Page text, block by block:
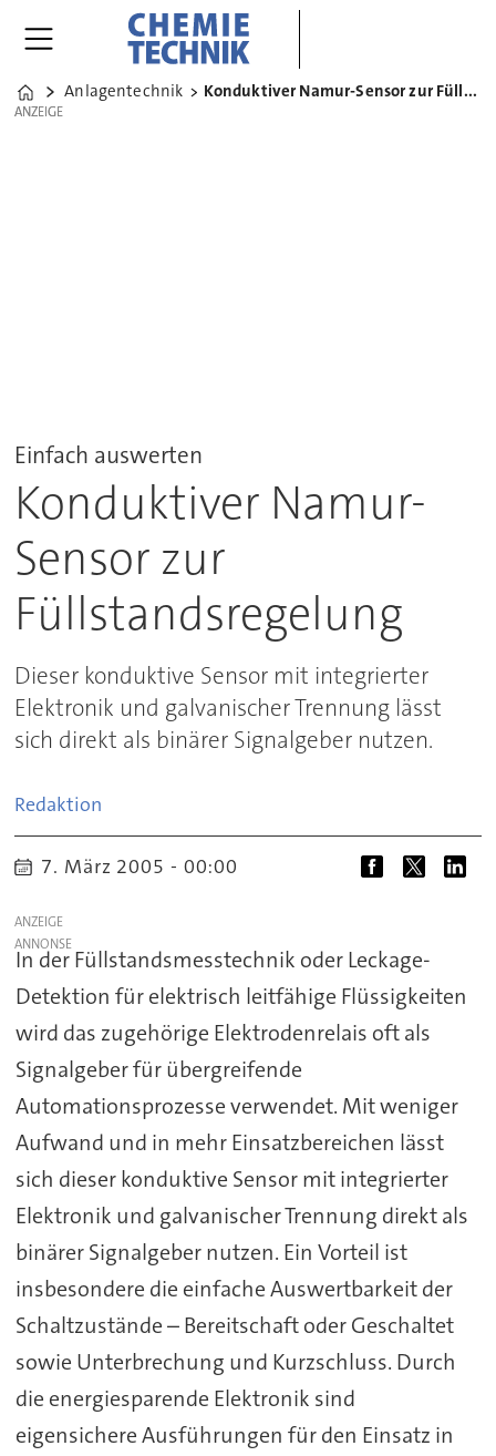
Home
Anlagentechnik Konduktiver Namur-Sensor zur Füllstandsregelung
ANZEIGE
ANZEIGE
Einfach auswerten
Konduktiver Namur-
Sensor zur
Füllstandsregelung
Dieser konduktive Sensor mit integrierter
Elektronik und galvanischer Trennung lässt
sich direkt als binärer Signalgeber nutzen.
Redaktion
7. März 2005 - 00:00
ANZEIGE
In der Füllstandsmesstechnik oder Leckage-
Detektion für elektrisch leitfähige Flüssigkeiten
wird das zugehörige Elektrodenrelais oft als
Signalgeber für übergreifende
Automationsprozesse verwendet. Mit weniger
Aufwand und in mehr Einsatzbereichen lässt
sich dieser konduktive Sensor mit integrierter
Elektronik und galvanischer Trennung direkt als
binärer Signalgeber nutzen. Ein Vorteil ist
insbesondere die einfache Auswertbarkeit der
Schaltzustände – Bereitschaft oder Geschaltet
sowie Unterbrechung und Kurzschluss. Durch
die energiesparende Elektronik sind
eigensichere Ausführungen für den Einsatz in